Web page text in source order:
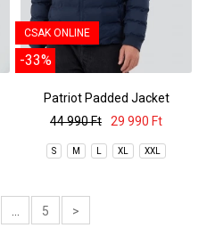
CSAK ONLINE
-33%
Patriot Padded Jacket
44 990 Ft
29 990 Ft
S M L XL XXL
5 >